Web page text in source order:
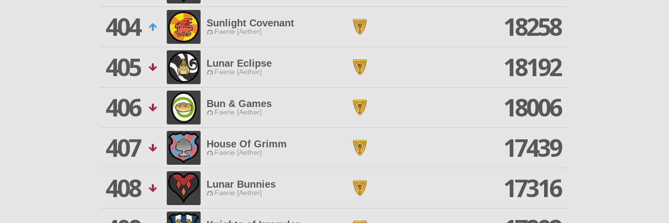
404
Sunlight Covenant
Faerie [Aether]
18258
405
Lunar Eclipse
Faerie [Aether]
18192
406
Bun & Games
Faerie [Aether]
18006
407
House Of Grimm
Faerie [Aether]
17439
408
Lunar Bunnies
Faerie [Aether]
17316